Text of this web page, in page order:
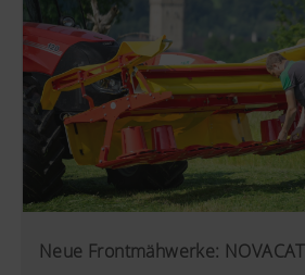
https://
hl=de https://
Wir haben keine
können diese
blockieren.
Neue Frontmähwerke: